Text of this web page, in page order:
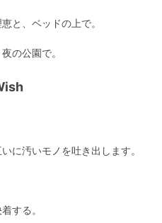
と、ベッドの上で。
の公園で。
に汚いモノを吐き出します。
する。